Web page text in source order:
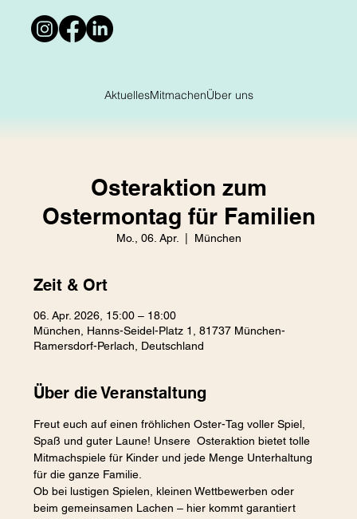
AktuellesMitmachenÜber uns
Osteraktion zum
Ostermontag für Familien
Mo., 06. Apr.
  |
München
Zeit & Ort
06. Apr. 2026, 15:00 – 18:00
München, Hanns-Seidel-Platz 1, 81737 München-
Ramersdorf-Perlach, Deutschland
Über die Veranstaltung
Freut euch auf einen fröhlichen Oster-Tag voller Spiel,
Spaß und guter Laune! Unsere  Osteraktion bietet tolle
Mitmachspiele für Kinder und jede Menge Unterhaltung
für die ganze Familie.
Ob bei lustigen Spielen, kleinen Wettbewerben oder
beim gemeinsamen Lachen – hier kommt garantiert